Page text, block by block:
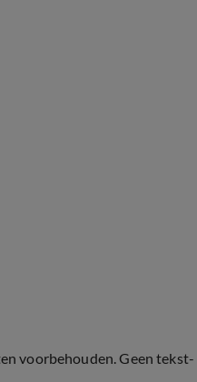
voorbehouden. Geen tekst-